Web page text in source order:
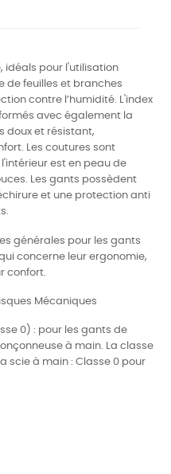
idéals pour l'utilisation
de feuilles et branches
contre l’humidité. L'index
avec également la
doux et résistant,
Les coutures sont
est en peau de
Les gants possèdent
et une protection anti
générales pour les gants
concerne leur ergonomie,
confort.
Mécaniques
0) : pour les gants de
à main. La classe
scie à main : Classe 0 pour